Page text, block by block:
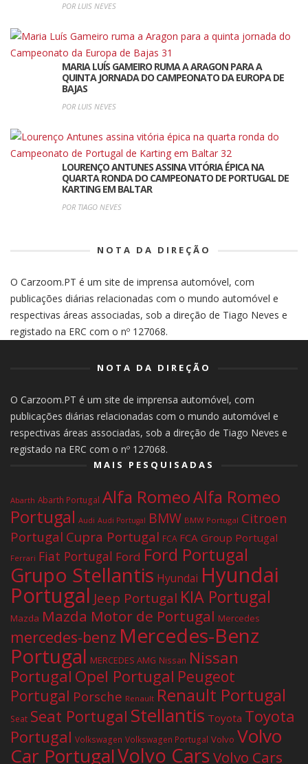
POR LUIS NEVES
MARIA LUÍS GAMEIRO RUMA A ARAGON PARA A
QUINTA JORNADA DO CAMPEONATO DA EUROPA DE
BAJAS
POR LUIS NEVES
LOURENÇO ANTUNES ASSINA VITÓRIA ÉPICA NA
QUARTA RONDA DO CAMPEONATO DE PORTUGAL DE
KARTING EM BALTAR
POR TIAGO NEVES
NOTA DA DIREÇÃO
O Carzoom.PT é um site de imprensa automóvel, com
publicações diárias relacionadas com o mundo automóvel e
respectivas áreas associadas, sob a direção de Tiago Neves e
registado na ERC com o nº 127068.
NOTA DA DIREÇÃO
O Carzoom.PT é um site de imprensa automóvel, com
publicações diárias relacionadas com o mundo automóvel e
respectivas áreas associadas, sob a direção de Tiago Neves e
registado na ERC com o nº 127068.
MAIS PESQUISADAS
Abarth Abarth Portugal Alfa RomeoAlfa Romeo
Portugal Audi Audi Portugal BMW BMW Portugal Citroen
Portugal Cupra Portugal FCA FCA Group Portugal
Ferrari Fiat Portugal Ford Ford Portugal
Grupo Stellantis Hyundai Hyundai
Portugal Jeep Portugal KIA Portugal
Mazda Mazda Motor de Portugal Mercedes
mercedes-benz Mercedes-Benz
Portugal MERCEDES AMG Nissan Nissan
Portugal Opel Portugal Peugeot
Portugal Porsche Renault Renault Portugal
Seat Seat Portugal Stellantis Toyota Toyota
Portugal Volkswagen Volkswagen Portugal Volvo Volvo
Car PortugalVolvo CarsVolvo Cars